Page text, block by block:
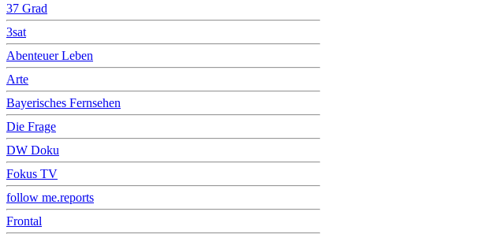
37 Grad
3sat
Abenteuer Leben
Arte
Bayerisches Fernsehen
Die Frage
DW Doku
Fokus TV
follow me.reports
Frontal